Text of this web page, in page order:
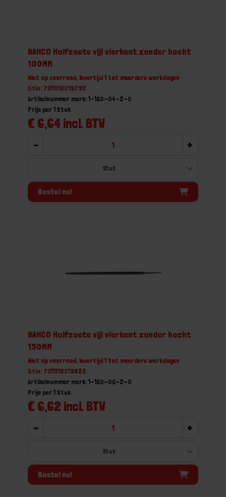
BAHCO Halfzoete vijl vierkant zonder hecht
100MM
Niet op voorraad, levertijd 1 tot meerdere werkdagen
Gtin: 7311518019792
Artikelnummer merk: 1-160-04-2-0
€ 6,64 incl. BTW
Prijs per 1 Stuk
- +
Bestel nu!
BAHCO Halfzoete vijl vierkant zonder hecht
150MM
Niet op voorraad, levertijd 1 tot meerdere werkdagen
Gtin: 7311518019822
Artikelnummer merk: 1-160-06-2-0
€ 6,62 incl. BTW
Prijs per 1 Stuk
- +
Bestel nu!